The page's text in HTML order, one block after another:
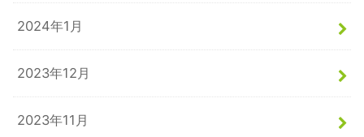
2024年1月
2023年12月
2023年11月